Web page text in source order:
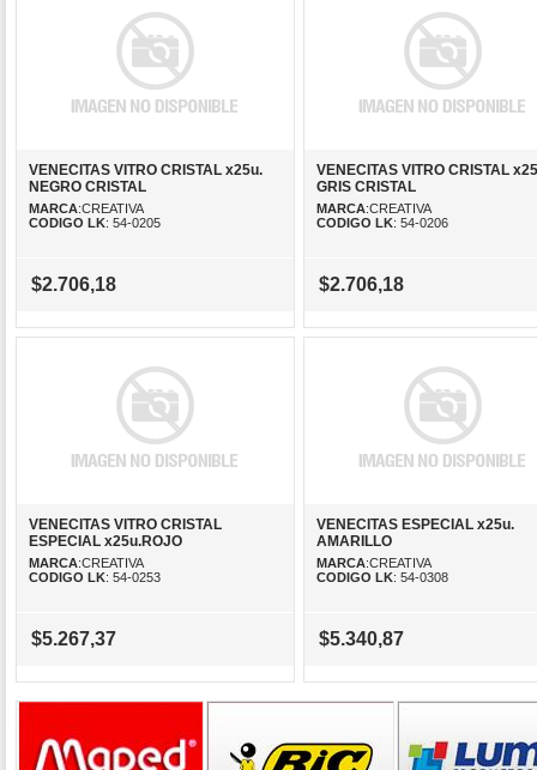
VENECITAS VITRO CRISTAL x25u.
NEGRO CRISTAL
MARCA:CREATIVA
CODIGO LK: 54-0205
$2.706,18
VENECITAS VITRO CRISTAL
GRIS CRISTAL
MARCA:CREATIVA
CODIGO LK: 54-0206
$2.706,18
VENECITAS VITRO CRISTAL
ESPECIAL x25u.ROJO
MARCA:CREATIVA
CODIGO LK: 54-0253
$5.267,37
VENECITAS ESPECIAL x25u.
AMARILLO
MARCA:CREATIVA
CODIGO LK: 54-0308
$5.340,87